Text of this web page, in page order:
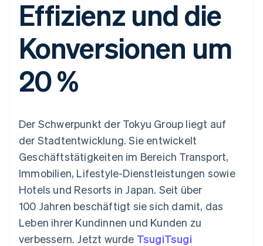
Zugriff auf mehr als
125
Zahlungen vor Ort
Authorization
Optimierung der
Autorisierungsraten
Bezahlvorgang
Connections
Verbundene
Datensynchronisierung
Product roadmap
Ausblick
Geldmanagement
Plattformen
SaaS
Gaming
Bewirtung, Reisen und
Freizeit
Versicherungen
Medien und
Unterhaltung
Gemeinnützige
Organisationen
Fachdienstleistungen
Öffentlicher Sektor
Einzelhandel
Marktplatz auf
Grundlagen der
Abonnementverwaltung
So setzen Sie
nutzungsbasierte
Verwaltung von
Diensten mit Agenten
App-Integrationen
Code-Beispiele
Entwickler-Blog
API-Status
Produkt-Roadmap
Stripe Sessions
Karriere
Newsroom
Stripe Press
Sales-Team
kontaktieren
Partner werden
Effizienz und die
Konversionen um
20 %
Der Schwerpunkt der Tokyu Group liegt auf
der Stadtentwicklung. Sie entwickelt
Geschäftstätigkeiten im Bereich Transport,
Immobilien, Lifestyle-Dienstleistungen sowie
Hotels und Resorts in Japan. Seit über
100 Jahren beschäftigt sie sich damit, das
Leben ihrer Kundinnen und Kunden zu
verbessern. Jetzt wurde TsugiTsugi